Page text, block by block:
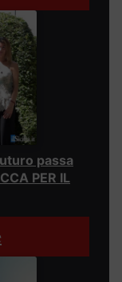
passa
PER IL